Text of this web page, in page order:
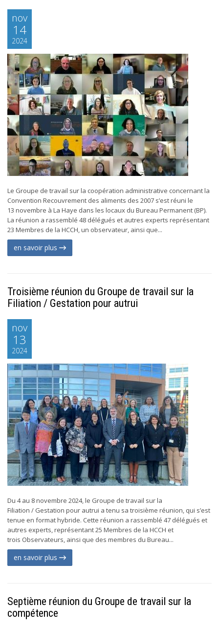
nov
14
2024
Le Groupe de travail sur la coopération administrative concernant la
Convention Recouvrement des aliments des 2007 s’est réuni le
13 novembre à La Haye dans les locaux du Bureau Permanent (BP).
La réunion a rassemblé 48 délégués et autres experts représentant
23 Membres de la HCCH, un observateur, ainsi que...
en savoir plus
Troisième réunion du Groupe de travail sur la
Filiation / Gestation pour autrui
nov
13
2024
Du 4 au 8 novembre 2024, le Groupe de travail sur la
Filiation / Gestation pour autrui a tenu sa troisième réunion, qui s’est
tenue en format hybride. Cette réunion a rassemblé 47 délégués et
autres experts, représentant 25 Membres de la HCCH et
trois Observateurs, ainsi que des membres du Bureau...
en savoir plus
Septième réunion du Groupe de travail sur la
compétence